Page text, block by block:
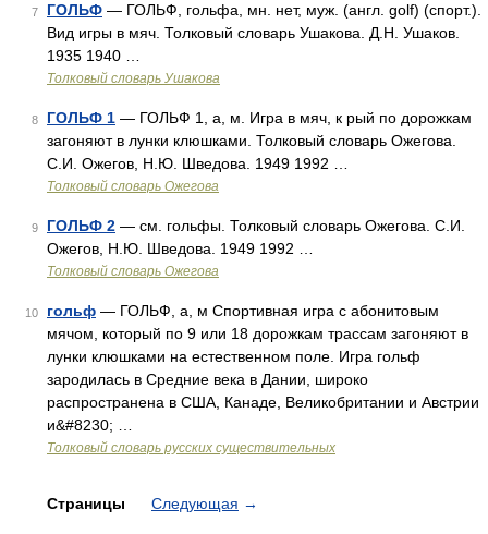
7 ГОЛЬФ — ГОЛЬФ, гольфа, мн. нет, муж. (англ. golf) (спорт.).
Вид игры в мяч. Толковый словарь Ушакова. Д.Н. Ушаков.
1935 1940 …
Толковый словарь Ушакова
8 ГОЛЬФ 1 — ГОЛЬФ 1, а, м. Игра в мяч, к рый по дорожкам
загоняют в лунки клюшками. Толковый словарь Ожегова.
С.И. Ожегов, Н.Ю. Шведова. 1949 1992 …
Толковый словарь Ожегова
9 ГОЛЬФ 2 — см. гольфы. Толковый словарь Ожегова. С.И.
Ожегов, Н.Ю. Шведова. 1949 1992 …
Толковый словарь Ожегова
10 гольф — ГОЛЬФ, а, м Спортивная игра с абонитовым
мячом, который по 9 или 18 дорожкам трассам загоняют в
лунки клюшками на естественном поле. Игра гольф
зародилась в Средние века в Дании, широко
распространена в США, Канаде, Великобритании и Австрии
и&#8230; …
Толковый словарь русских существительных
Страницы Следующая →